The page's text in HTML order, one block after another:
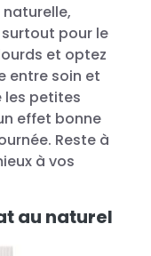
pour le
et optez
entre soin et
les petites
effet bonne
Reste à
à vos
au naturel